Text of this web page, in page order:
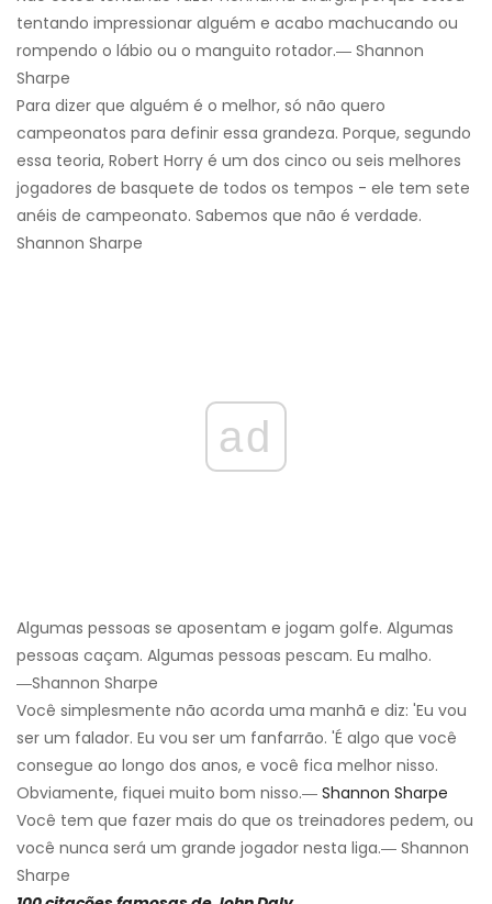
tentando impressionar alguém e acabo machucando ou
rompendo o lábio ou o manguito rotador.― Shannon
Sharpe
Para dizer que alguém é o melhor, só não quero
campeonatos para definir essa grandeza. Porque, segundo
essa teoria, Robert Horry é um dos cinco ou seis melhores
jogadores de basquete de todos os tempos - ele tem sete
anéis de campeonato. Sabemos que não é verdade.
Shannon Sharpe
ad
Algumas pessoas se aposentam e jogam golfe. Algumas
pessoas caçam. Algumas pessoas pescam. Eu malho.
―Shannon Sharpe
Você simplesmente não acorda uma manhã e diz: 'Eu vou
ser um falador. Eu vou ser um fanfarrão. 'É algo que você
consegue ao longo dos anos, e você fica melhor nisso.
Obviamente, fiquei muito bom nisso.― Shannon Sharpe
Você tem que fazer mais do que os treinadores pedem, ou
você nunca será um grande jogador nesta liga.― Shannon
Sharpe